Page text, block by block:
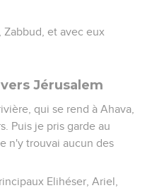
Zabbud, et avec eux
Jérusalem
qui se rend à Ahava,
Puis je pris garde au
n'y trouvai aucun des
Elihéser, Ariel,